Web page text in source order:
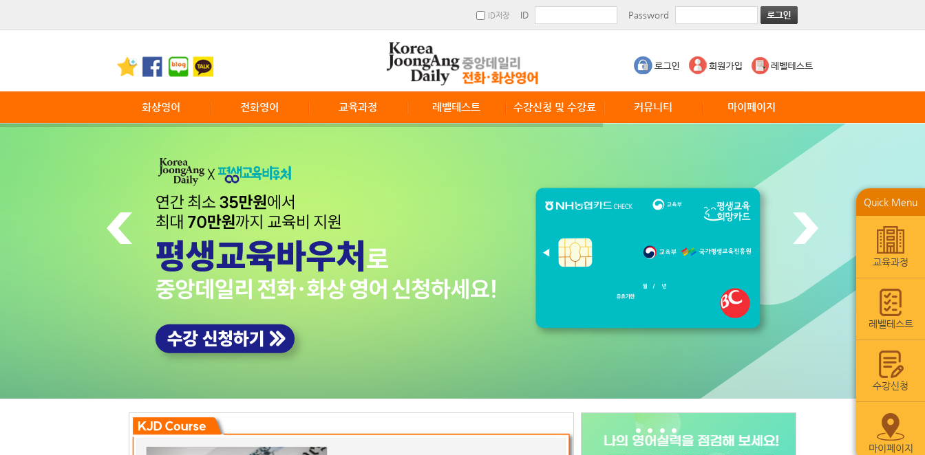
ID저장 ID Password
화상영어
화상영어장점
서비스 이용안내
전화영어
전화영어 이용안내
교육과정 레벨테스트 수강신청 및 수강료 커뮤니티
VOA Education
VOA Entertainment
마이페이지
1:1강사게시판
수강내역
Quick Menu
교육과정
레벨테스트
수강신청
마이페이지